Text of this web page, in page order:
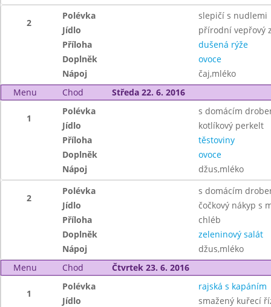
2
Polévka
slepičí s nudlemi
Jídlo
přírodní vepřový
Příloha
dušená rýže
Doplněk
ovoce
Nápoj
čaj,mléko
Menu
Chod Středa 22. 6. 2016
1
Polévka
s domácím
Jídlo
kotlíkový perkelt
Příloha
těstoviny
Doplněk
ovoce
Nápoj
džus,mléko
2
Polévka
s domácím
Jídlo
čočkový nákyp s
Příloha
chléb
Doplněk
zeleninový salát
Nápoj
džus,mléko
Menu
Chod Čtvrtek 23. 6. 2016
1
Polévka
rajská s kapáním
Jídlo
smažený kuřecí